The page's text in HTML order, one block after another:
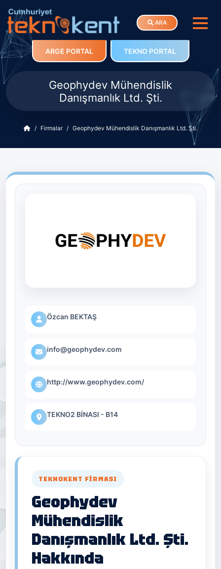
ARA
ARGE PORTAL TEKNO PORTAL
Geophydev Mühendislik
Danışmanlık Ltd. Şti.
Firmalar Geophydev Mühendislik Danışmanlık Ltd. Şti.
Özcan BEKTAŞ
info@geophydev.com
http://www.geophydev.com/
TEKNO2 BİNASI - B14
TEKNOKENT FIRMASI
Geophydev
Mühendislik
Danışmanlık Ltd. Şti.
Hakkında